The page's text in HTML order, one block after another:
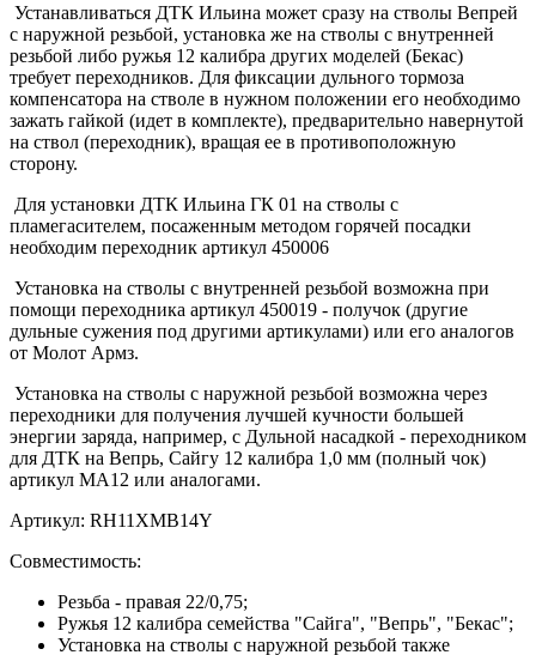
Устанавливаться ДТК Ильина может сразу на стволы Вепрей
с наружной резьбой, установка же на стволы с внутренней
резьбой либо ружья 12 калибра других моделей (Бекас)
требует переходников. Для фиксации дульного тормоза
компенсатора на стволе в нужном положении его необходимо
зажать гайкой (идет в комплекте), предварительно навернутой
на ствол (переходник), вращая ее в противоположную
сторону.
Для установки ДТК Ильина ГК 01 на стволы с
пламегасителем, посаженным методом горячей посадки
необходим переходник артикул 450006
Установка на стволы с внутренней резьбой возможна при
помощи переходника артикул 450019 - получок (другие
дульные сужения под другими артикулами) или его аналогов
от Молот Армз.
Установка на стволы с наружной резьбой возможна через
переходники для получения лучшей кучности большей
энергии заряда, например, с Дульной насадкой - переходником
для ДТК на Вепрь, Сайгу 12 калибра 1,0 мм (полный чок)
артикул МА12 или аналогами.
Артикул: RH11XMB14Y
Совместимость:
Резьба - правая 22/0,75;
Ружья 12 калибра семейства "Сайга", "Вепрь", "Бекас";
Установка на стволы с наружной резьбой также